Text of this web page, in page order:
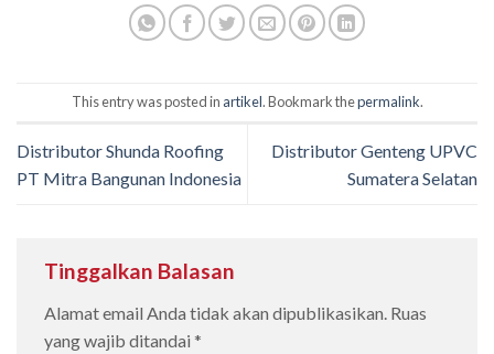
This entry was posted in artikel. Bookmark thepermalink.
Distributor Shunda Roofing
PT Mitra Bangunan Indonesia
Distributor Genteng UPVC
Sumatera Selatan
Tinggalkan Balasan
Alamat email Anda tidak akan dipublikasikan. Ruas
yang wajib ditandai *